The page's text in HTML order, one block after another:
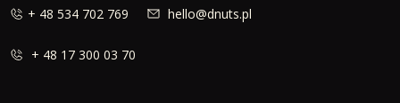
+ 48 534 702 769 hello@dnuts.pl
+ 48 17 300 03 70